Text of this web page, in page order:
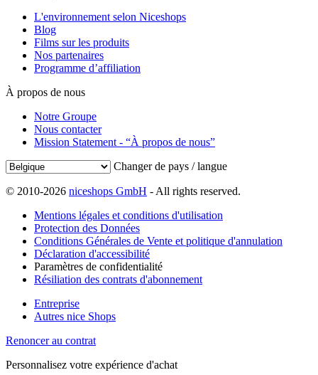
L'environnement selon Niceshops
Blog
Films sur les produits
Nos partenaires
Programme d’affiliation
À propos de nous
Notre Groupe
Nous contacter
Mission Statement - “À propos de nous”
Changer de pays / langue
© 2010-2026 niceshops GmbH - All rights reserved.
Mentions légales et conditions d'utilisation
Protection des Données
Conditions Générales de Vente et politique d'annulation
Déclaration d'accessibilité
Paramètres de confidentialité
Résiliation des contrats d'abonnement
Entreprise
Autres nice Shops
Renoncer au contrat
Personnalisez votre expérience d'achat